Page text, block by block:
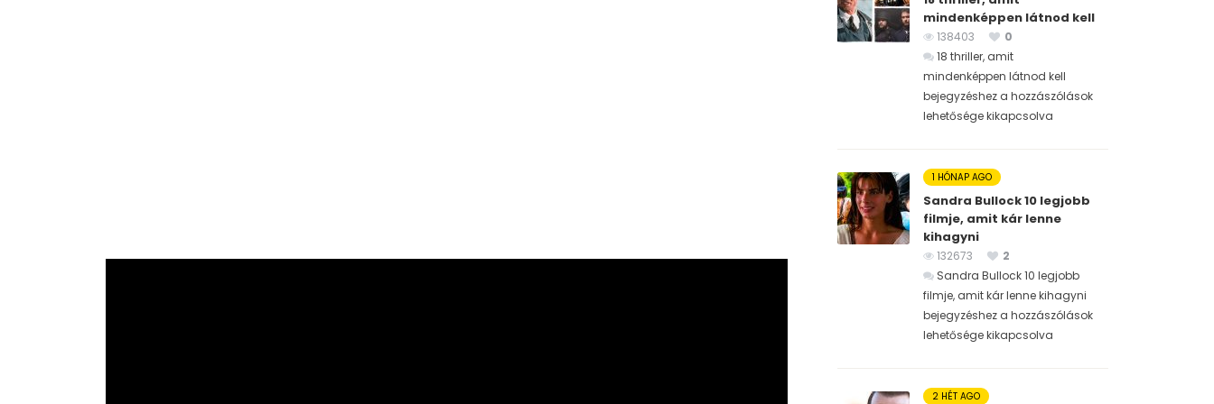
mindenképpen látnod kell
138403
0
18 thriller, amit
mindenképpen látnod kell
bejegyzéshez a hozzászólások
lehetősége kikapcsolva
1 HÓNAP AGO
Sandra Bullock 10 legjobb
filmje, amit kár lenne
kihagyni
132673
2
Sandra Bullock 10 legjobb
filmje, amit kár lenne kihagyni
bejegyzéshez a hozzászólások
lehetősége kikapcsolva
2 HÉT AGO